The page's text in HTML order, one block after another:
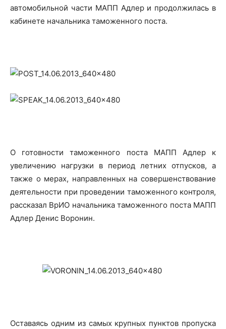
автомобильной части МАПП Адлер и продолжилась в
кабинете начальника таможенного поста.
О готовности таможенного поста МАПП Адлер к
увеличению нагрузки в период летних отпусков, а
также о мерах, направленных на совершенствование
деятельности при проведении таможенного контроля,
рассказал ВрИО начальника таможенного поста МАПП
Адлер Денис Воронин.
Оставаясь одним из самых крупных пунктов пропуска